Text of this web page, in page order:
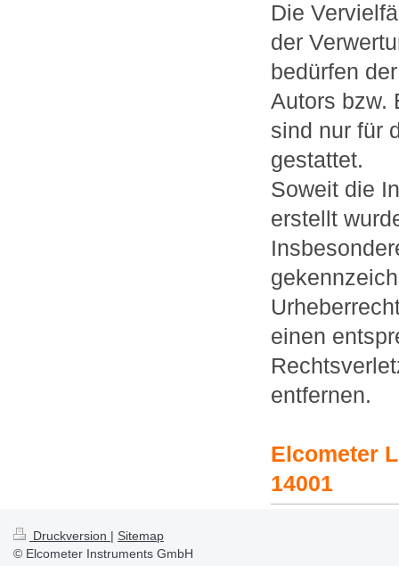
Die
der
bedürfen
Autors bzw.
sind nur für
gestattet.
Soweit die
erstellt
einen
entfernen.
Elcometer
14001
Druckversion | Sitemap
© Elcometer Instruments GmbH